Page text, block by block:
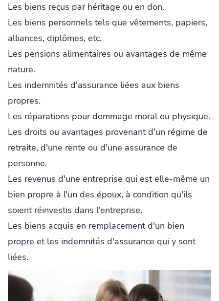
Les biens reçus par héritage ou en don.
Les biens personnels tels que vêtements, papiers,
alliances, diplômes, etc.
Les pensions alimentaires ou avantages de même
nature.
Les indemnités d'assurance liées aux biens
propres.
Les réparations pour dommage moral ou physique.
Les droits ou avantages provenant d'un régime de
retraite, d'une rente ou d'une assurance de
personne.
Les revenus d'une entreprise qui est elle-même un
bien propre à l'un des époux, à condition qu'ils
soient réinvestis dans l'entreprise.
Les biens acquis en remplacement d'un bien
propre et les indemnités d'assurance qui y sont
liées.